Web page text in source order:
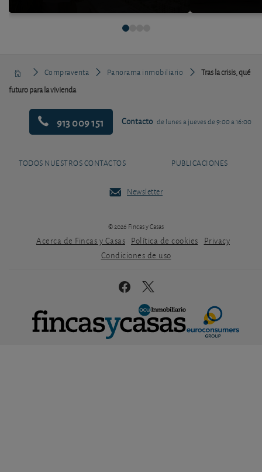
Compraventa Panorama inmobiliario
Tras la crisis, qué
futuro para la vivienda
913 009 151 Contacto de lunes a jueves de 9:00 a 16:00
TODOS NUESTROS CONTACTOS PUBLICACIONES
Newsletter
© 2026 Fincas y Casas
Acerca de Fincas y Casas Política de cookies
Privacy
Condiciones de uso